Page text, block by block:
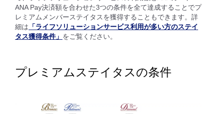
ANA Pay決済額を合わせた3つの条件を全て達成することでプ
レミアムメンバーステイタスを獲得することもできます。詳
細は 「ライフソリューションサービス利用が多い方のステイ
タス獲得条件」 をご覧ください。
プレミアムステイタスの条件